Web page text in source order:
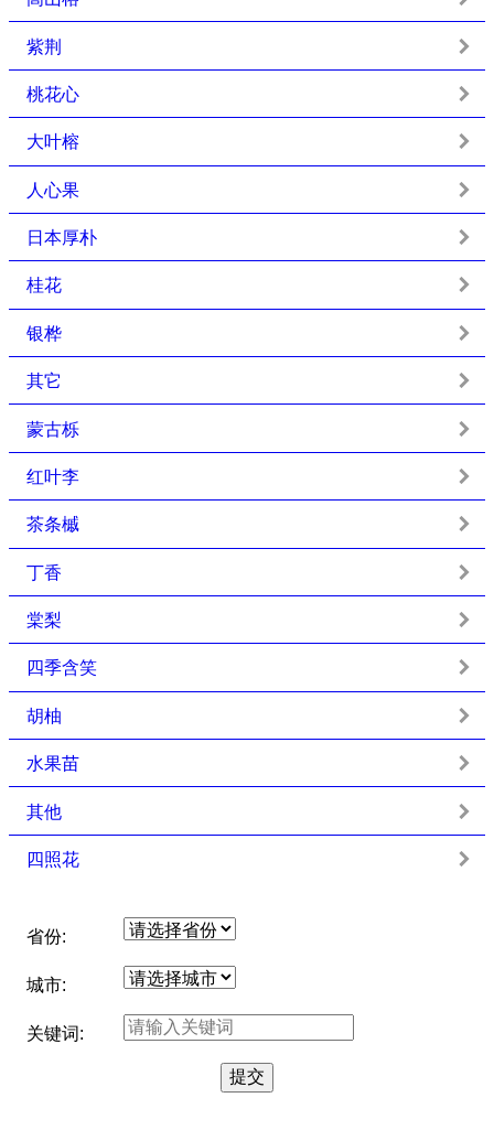
紫荆
桃花心
大叶榕
人心果
日本厚朴
桂花
银桦
其它
蒙古栎
红叶李
茶条槭
丁香
棠梨
四季含笑
胡柚
水果苗
其他
四照花
省份:
城市:
关键词: